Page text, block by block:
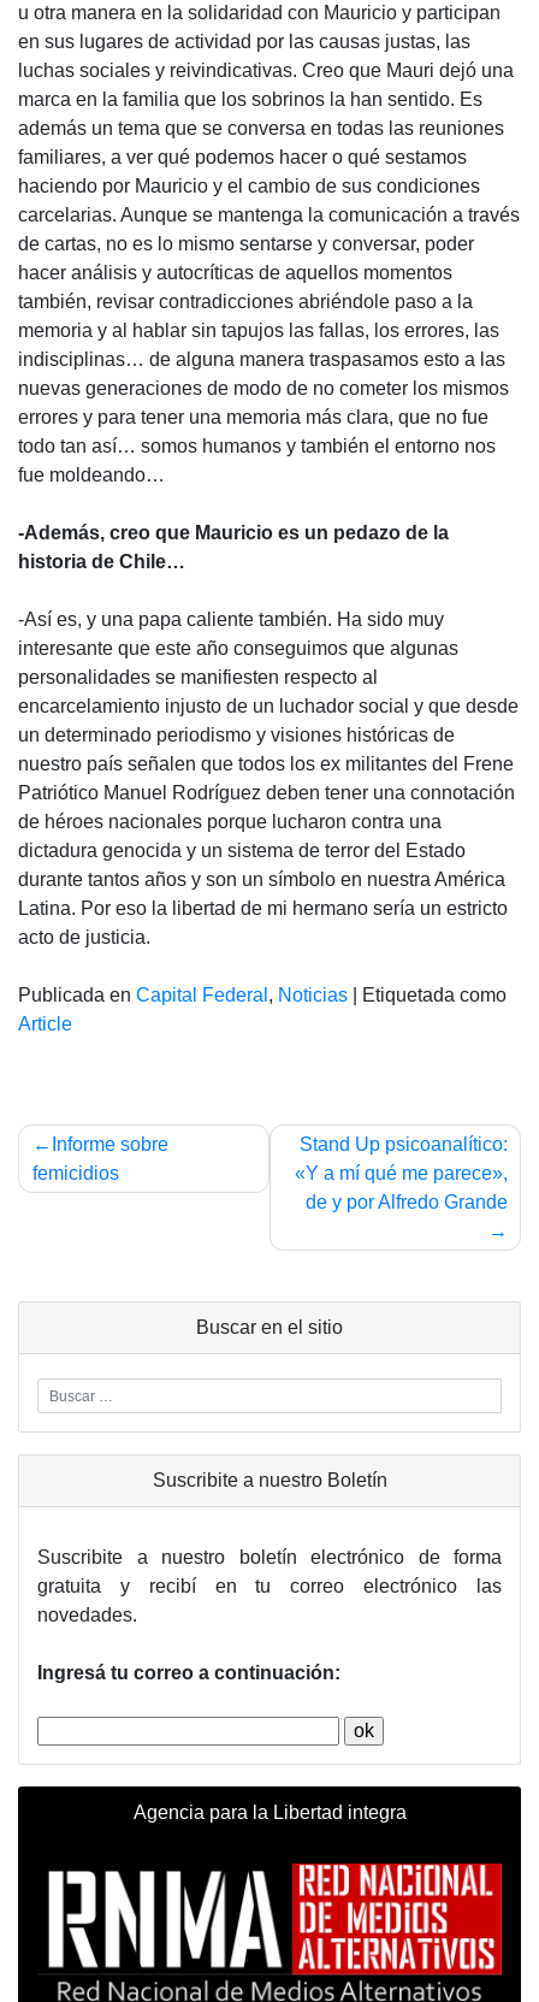
u otra manera en la solidaridad con Mauricio y participan
en sus lugares de actividad por las causas justas, las
luchas sociales y reivindicativas. Creo que Mauri dejó una
marca en la familia que los sobrinos la han sentido. Es
además un tema que se conversa en todas las reuniones
familiares, a ver qué podemos hacer o qué sestamos
haciendo por Mauricio y el cambio de sus condiciones
carcelarias. Aunque se mantenga la comunicación a través
de cartas, no es lo mismo sentarse y conversar, poder
hacer análisis y autocríticas de aquellos momentos
también, revisar contradicciones abriéndole paso a la
memoria y al hablar sin tapujos las fallas, los errores, las
indisciplinas… de alguna manera traspasamos esto a las
nuevas generaciones de modo de no cometer los mismos
errores y para tener una memoria más clara, que no fue
todo tan así… somos humanos y también el entorno nos
fue moldeando…
-Además, creo que Mauricio es un pedazo de la
historia de Chile…
-Así es, y una papa caliente también. Ha sido muy
interesante que este año conseguimos que algunas
personalidades se manifiesten respecto al
encarcelamiento injusto de un luchador social y que desde
un determinado periodismo y visiones históricas de
nuestro país señalen que todos los ex militantes del Frene
Patriótico Manuel Rodríguez deben tener una connotación
de héroes nacionales porque lucharon contra una
dictadura genocida y un sistema de terror del Estado
durante tantos años y son un símbolo en nuestra América
Latina. Por eso la libertad de mi hermano sería un estricto
acto de justicia.
Publicada en Capital Federal , Noticias
Etiquetada como
Article
Navegación
de
Informe sobre
femicidios
Stand Up psicoanalítico:
«Y a mí qué me parece»,
de y por Alfredo Grande
Buscar en el sitio
Suscribite a nuestro Boletín
Suscribite a nuestro boletín electrónico de forma
gratuita y recibí en tu correo electrónico las
novedades.
Ingresá tu correo a continuación:
Agencia para la Libertad integra